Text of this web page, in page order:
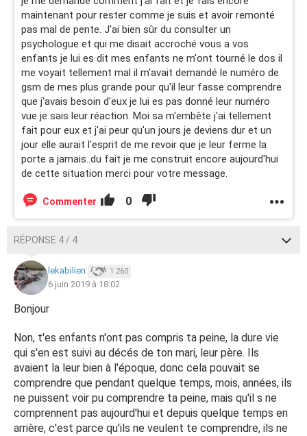
maintenant pour rester comme je suis et avoir remonté
pas mal de pente. J'ai bien sûr du consulter un
psychologue et qui me disait accroché vous a vos
enfants je lui es dit mes enfants ne m'ont tourné le dos il
me voyait tellement mal il m'avait demandé le numéro de
gsm de mes plus grande pour qu'il leur fasse comprendre
que j'avais besoin d'eux je lui es pas donné leur numéro
vue je sais leur réaction. Moi sa m'embête j'ai tellement
fait pour eux et j'ai peur qu'un jours je deviens dur et un
jour elle aurait l'esprit de me revoir que je leur ferme la
porte a jamais..du fait je me construit encore aujourd'hui
de cette situation merci pour votre message.
Commenter 0
RÉPONSE 4 / 4
lekabilien 1 260
6 juin 2019 à 18:02
Bonjour
Non, t'es enfants n'ont pas compris ta peine, la dure vie
qui s'en est suivi au décés de ton mari, leur père. Ils
avaient la leur bien à l'époque, donc cela pouvait se
comprendre que pendant quelque temps, mois, années, ils
ne puissent voir pu comprendre ta peine, mais qu'il s ne
comprennent pas aujourd'hui et depuis quelque temps en
arrière, c'est parce qu'ils ne veulent te comprendre, ils ne